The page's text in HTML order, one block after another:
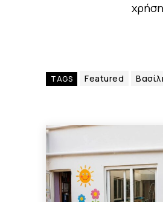
TAGS Featured